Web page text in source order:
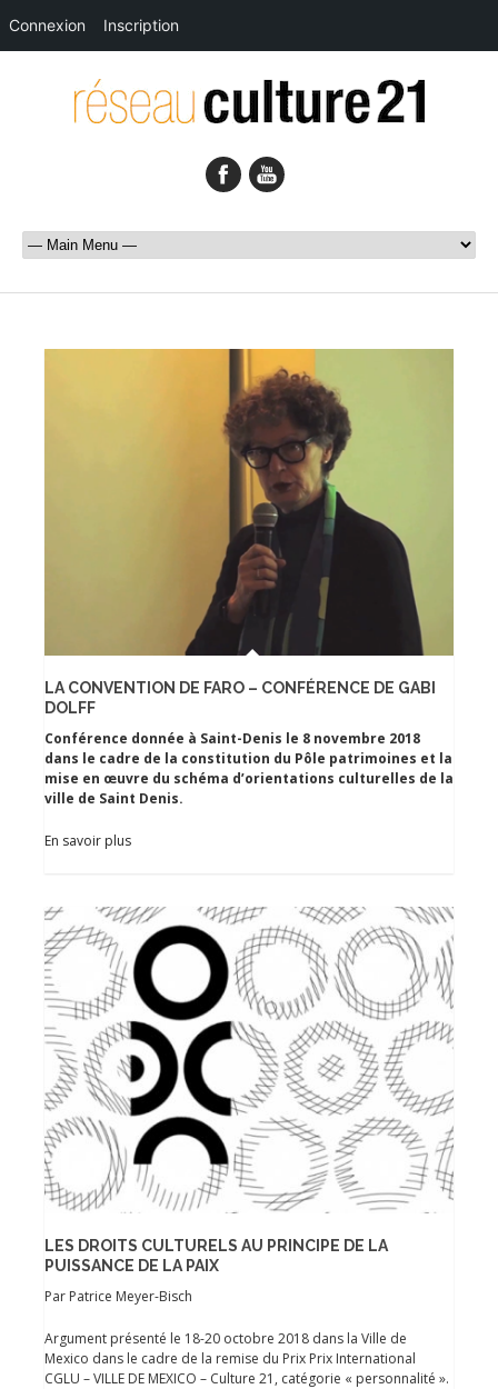
LA CONVENTION DE FARO – CONFÉRENCE DE GABI
DOLFF
Conférence donnée à Saint-Denis le 8 novembre 2018
dans le cadre de la constitution du Pôle patrimoines et la
mise en œuvre du schéma d’orientations culturelles de la
ville de Saint Denis.
En savoir plus
LES DROITS CULTURELS AU PRINCIPE DE LA
PUISSANCE DE LA PAIX
Par Patrice Meyer-Bisch
Argument présenté le 18-20 octobre 2018 dans la Ville de
Mexico dans le cadre de la remise du Prix Prix International
CGLU – VILLE DE MEXICO – Culture 21, catégorie « personnalité ».
Connexion Inscription